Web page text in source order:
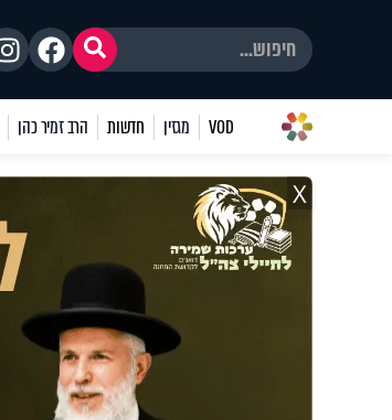
VOD מגזין חדשות הרב זמיר כהן
X